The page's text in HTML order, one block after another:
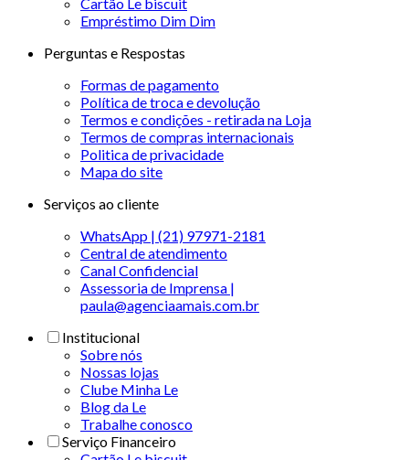
Empréstimo Dim Dim
Perguntas e Respostas
Formas de pagamento
Política de troca e devolução
Termos e condições - retirada na Loja
Termos de compras internacionais
Politica de privacidade
Mapa do site
Serviços ao cliente
WhatsApp | (21) 97971-2181
Central de atendimento
Canal Confidencial
Assessoria de Imprensa |
paula@agenciaamais.com.br
Institucional
Sobre nós
Nossas lojas
Clube Minha Le
Blog da Le
Trabalhe conosco
Serviço Financeiro